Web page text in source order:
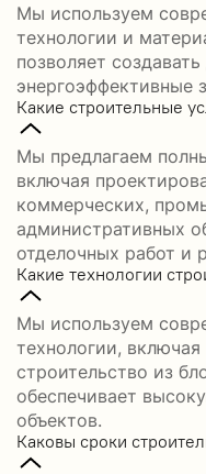
Мы используем
технологии и
позволяет
энергоэффективные
Какие строительные
Мы предлагаем
включая
коммерческих,
административных
отделочных работ и
Какие технологии
Мы используем
технологии,
строительство из
обеспечивает
объектов.
Каковы сроки